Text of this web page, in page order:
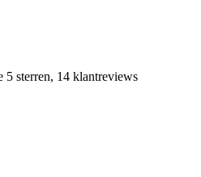
5 sterren, 14 klantreviews